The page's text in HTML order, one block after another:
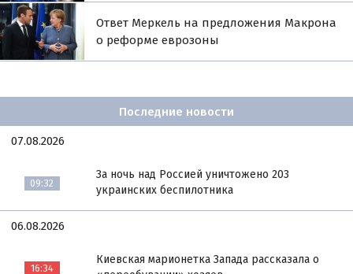
Ответ Меркель на предложения Макрона
о реформе еврозоны
Последние новости
07.08.2026
09:32
За ночь над Россией уничтожено 203
украинских беспилотника
06.08.2026
16:34
Киевская марионетка Запада рассказала о